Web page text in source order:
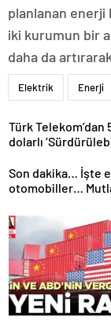
planlanan enerji
iki kurumun bir
daha da
Elektrik Enerji
Türk Telekom’dan
dolarlı
Son dakika… İşte
otomobiller…